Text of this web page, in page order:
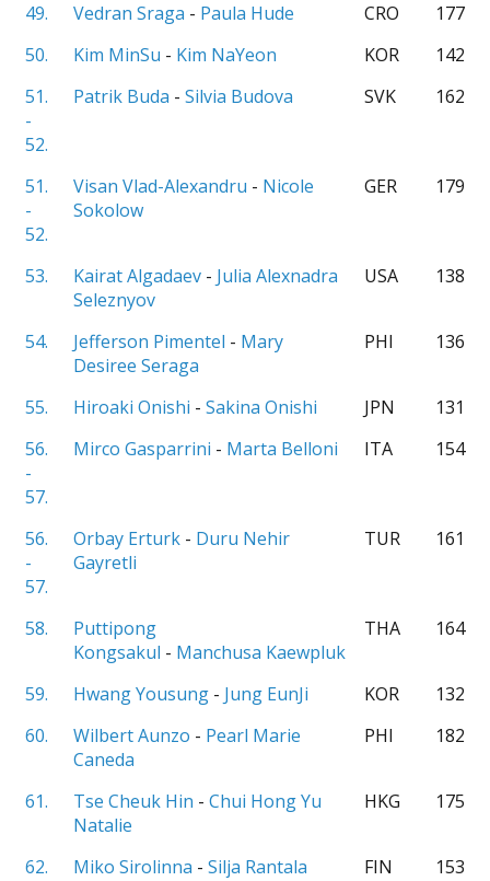
49.
Vedran Sraga - Paula Hude CRO
177
50.
Kim MinSu - Kim NaYeon KOR
142
51.
-
52.
Patrik Buda - Silvia Budova SVK 162
51.
-
52.
Visan Vlad-Alexandru - Nicole
Sokolow
GER 179
53. Kairat Algadaev - Julia Alexnadra
Seleznyov
USA 138
54. Jefferson Pimentel - Mary
Desiree Seraga
PHI 136
55. Hiroaki Onishi - Sakina Onishi JPN
131
56.
-
57.
Mirco Gasparrini - Marta Belloni ITA 154
56.
-
57.
Orbay Erturk - Duru Nehir
Gayretli
TUR 161
58.
Puttipong
Kongsakul - Manchusa Kaewpluk
THA 164
59. Hwang Yousung - Jung EunJi KOR
132
60.
Wilbert Aunzo - Pearl Marie
Caneda
PHI 182
61. Tse Cheuk Hin - Chui Hong Yu
Natalie
HKG 175
62.
Miko Sirolinna - Silja Rantala FIN 153